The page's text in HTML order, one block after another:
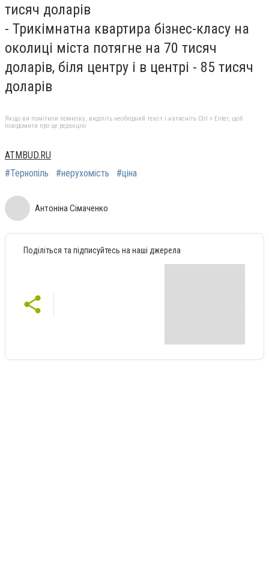
тисяч доларів
- Трикімнатна квартира бізнес-класу на
околиці міста потягне на 70 тисяч
доларів, біля центру і в центрі - 85 тисяч
доларів
Якщо ви помітили помилку, виділіть необхідний текст і натисніть Ctrl + Enter, щоб
повідомити про це редакцію
ATMBUD.RU
#Тернопіль
#нерухомість #ціна
Антоніна Сімаченко
Поділіться та підписуйтесь на наші джерела